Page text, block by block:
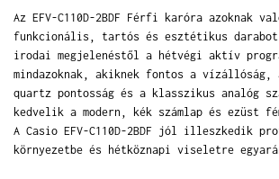
Az EFV-C110D-2BDF Férfi karóra azoknak
funkcionális, tartós és esztétikus darabot
irodai megjelenéstől a hétvégi aktív
mindazoknak, akiknek fontos a vízállóság,
quartz pontosság és a klasszikus analóg
kedvelik a modern, kék számlap és ezüst
A Casio EFV-C110D-2BDF jól illeszkedik
környezetbe és hétköznapi viseletre